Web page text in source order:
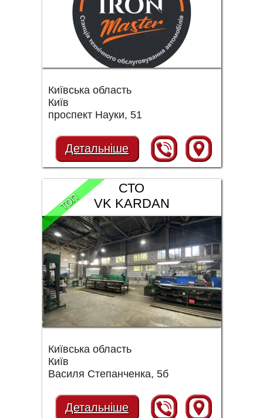
Київська область
Київ
проспект Науки, 51
Детальніше
СТО
VK KARDAN
Київська область
Київ
Василя Степанченка, 5б
Детальніше
ТОП